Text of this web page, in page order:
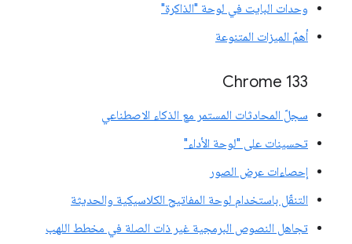
وحدات البايت في لوحة "الذاكرة"
أهمّ الميزات المتنوعة
‫Chrome 133
سجلّ المحادثات المستمر مع الذكاء الاصطناعي
تحسينات على "لوحة الأداء"
إحصاءات عرض الصور
التنقّل باستخدام لوحة المفاتيح الكلاسيكية والحديثة
تجاهل النصوص البرمجية غير ذات الصلة في مخطط اللهب